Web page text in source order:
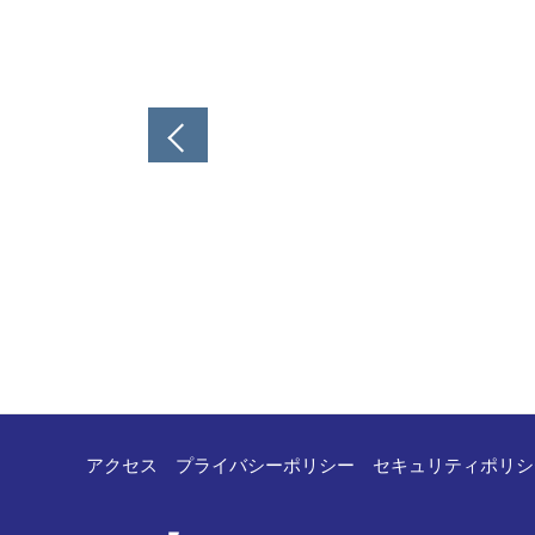
アクセス プライバシーポリシー セキュリティポリ